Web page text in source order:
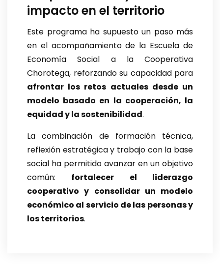
impacto en el territorio
Este programa ha supuesto un paso más
en el acompañamiento de la Escuela de
Economía Social a la Cooperativa
Chorotega, reforzando su capacidad para
afrontar los retos actuales desde un
modelo basado en la cooperación, la
equidad y la sostenibilidad.
La combinación de formación técnica,
reflexión estratégica y trabajo con la base
social ha permitido avanzar en un objetivo
común: fortalecer el liderazgo
cooperativo y consolidar un modelo
económico al servicio de las personas y
los territorios.